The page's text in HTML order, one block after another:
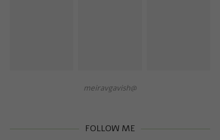
@meiravgavish
FOLLOW ME